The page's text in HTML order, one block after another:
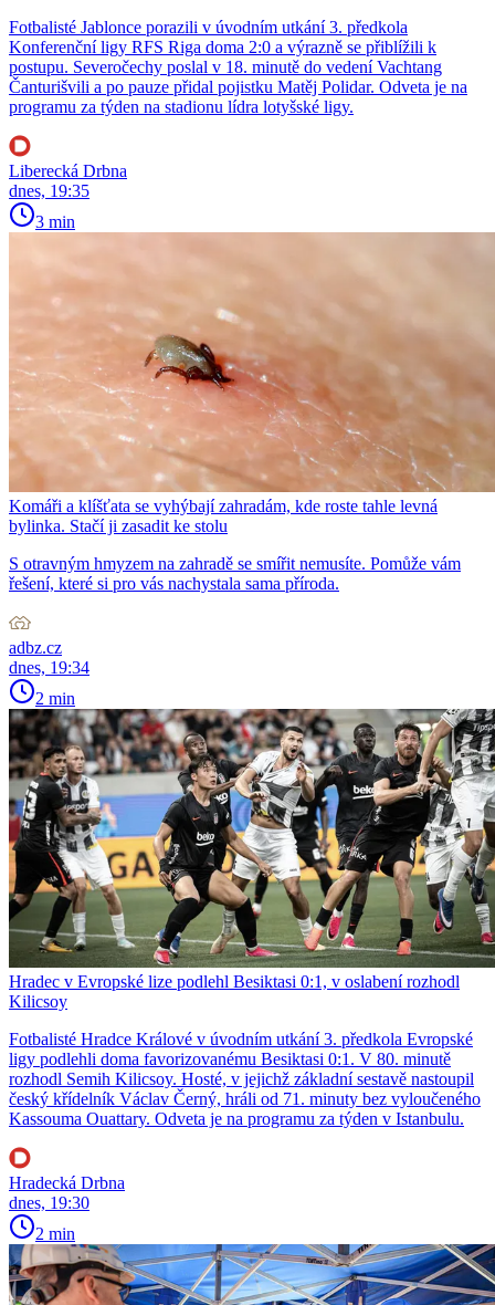
Fotbalisté Jablonce porazili v úvodním utkání 3. předkola
Konferenční ligy RFS Riga doma 2:0 a výrazně se přiblížili k
postupu. Severočechy poslal v 18. minutě do vedení Vachtang
Čanturišvili a po pauze přidal pojistku Matěj Polidar. Odveta je na
programu za týden na stadionu lídra lotyšské ligy.
Liberecká Drbna
dnes, 19:35
3 min
Komáři a klíšťata se vyhýbají zahradám, kde roste tahle levná
bylinka. Stačí ji zasadit ke stolu
S otravným hmyzem na zahradě se smířit nemusíte. Pomůže vám
řešení, které si pro vás nachystala sama příroda.
adbz.cz
dnes, 19:34
2 min
Hradec v Evropské lize podlehl Besiktasi 0:1, v oslabení rozhodl
Kilicsoy
Fotbalisté Hradce Králové v úvodním utkání 3. předkola Evropské
ligy podlehli doma favorizovanému Besiktasi 0:1. V 80. minutě
rozhodl Semih Kilicsoy. Hosté, v jejichž základní sestavě nastoupil
český křídelník Václav Černý, hráli od 71. minuty bez vyloučeného
Kassouma Ouattary. Odveta je na programu za týden v Istanbulu.
Hradecká Drbna
dnes, 19:30
2 min